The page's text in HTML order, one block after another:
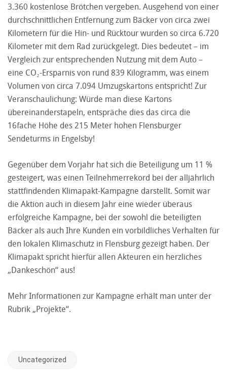
3.360 kostenlose Brötchen vergeben. Ausgehend von einer
durchschnittlichen Entfernung zum Bäcker von circa zwei
Kilometern für die Hin- und Rücktour wurden so circa 6.720
Kilometer mit dem Rad zurückgelegt. Dies bedeutet – im
Vergleich zur entsprechenden Nutzung mit dem Auto –
eine CO₂-Ersparnis von rund 839 Kilogramm, was einem
Volumen von circa 7.094 Umzugskartons entspricht! Zur
Veranschaulichung: Würde man diese Kartons
übereinanderstapeln, entspräche dies das circa die
16fache Höhe des 215 Meter hohen Flensburger
Sendeturms in Engelsby!
Gegenüber dem Vorjahr hat sich die Beteiligung um 11 %
gesteigert, was einen Teilnehmerrekord bei der alljährlich
stattfindenden Klimapakt-Kampagne darstellt. Somit war
die Aktion auch in diesem Jahr eine wieder überaus
erfolgreiche Kampagne, bei der sowohl die beteiligten
Bäcker als auch Ihre Kunden ein vorbildliches Verhalten für
den lokalen Klimaschutz in Flensburg gezeigt haben. Der
Klimapakt spricht hierfür allen Akteuren ein herzliches
„Dankeschön“ aus!
Mehr Informationen zur Kampagne erhält man unter der
Rubrik „Projekte“.
Uncategorized